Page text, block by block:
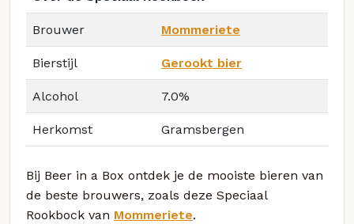
Brouwer Mommeriete
Bierstijl Gerookt bier
Alcohol 7.0%
Herkomst Gramsbergen
Bij Beer in a Box ontdek je de mooiste bieren van
de beste brouwers, zoals deze Speciaal
Rookbock van Mommeriete.